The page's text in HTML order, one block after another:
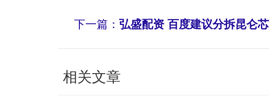
下一篇： 弘盛配资 百度建议分拆昆仑
相关文章